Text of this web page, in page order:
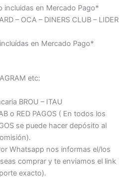
incluidas en Mercado Pago*
– OCA – DINERS CLUB – LIDER
en Mercado Pago*
etc:
BROU – ITAU
o RED PAGOS ( En todos los
se puede hacer depósito al
Whatsapp nos informas el/los
comprar y te enviamos el link
exacto).